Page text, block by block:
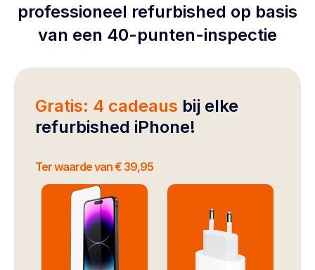
professioneel refurbished op basis
van een 40-punten-inspectie
Gratis: 4 cadeaus bij elke
refurbished iPhone!
Ter waarde van € 39,95